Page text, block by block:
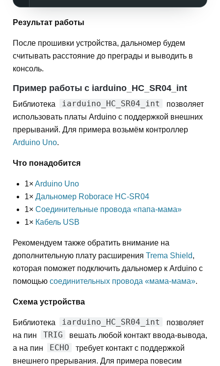
Результат работы
После прошивки устройства, дальномер будем
считывать расстояние до преграды и выводить в
консоль.
Пример работы с iarduino_HC_SR04_int
Библиотека iarduino_HC_SR04_int
позволяет
использовать платы Arduino с поддержкой внешних
прерываний. Для примера возьмём контроллер
Arduino Uno.
Что понадобится
1× Arduino Uno
1× Дальномер Roborace HC-SR04
1× Соединительные провода «папа-мама»
1× Кабель USB
Рекомендуем также обратить внимание на
дополнительную плату расширения Trema Shield,
которая поможет подключить дальномер к Arduino с
помощью соединительных провода «мама-мама».
Схема устройства
Библиотека iarduino_HC_SR04_int
позволяет
на пин
TRIG
вешать любой контакт ввода-вывода,
а на пин
ECHO
требует контакт с поддержкой
внешнего прерывания. Для примера повесим